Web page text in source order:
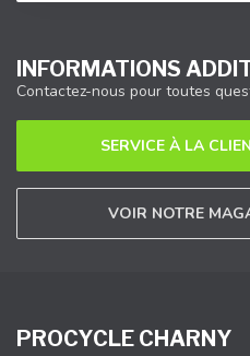
INFORMATIONS
Contactez-nous pour toutes
SERVICE À LA
VOIR NOTRE
PROCYCLE CHARNY